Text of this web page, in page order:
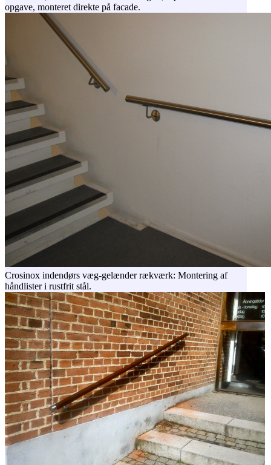
opgave, monteret direkte på facade.
Crosinox indendørs væg-gelænder rækværk: Montering af
håndlister i rustfrit stål.